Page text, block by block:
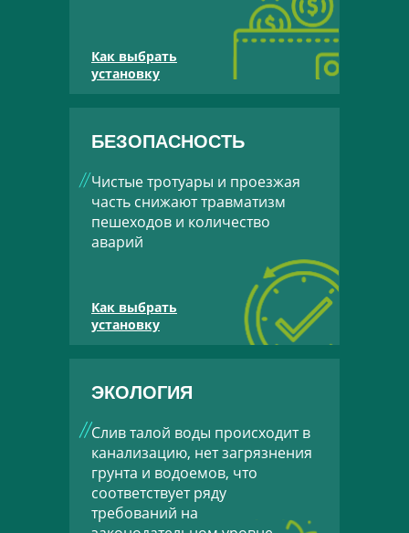
Как выбрать
установку
БЕЗОПАСНОСТЬ
Чистые тротуары и проезжая
часть снижают травматизм
пешеходов и количество
аварий
Как выбрать
установку
ЭКОЛОГИЯ
Слив талой воды происходит в
канализацию, нет загрязнения
грунта и водоемов, что
соответствует ряду
требований на